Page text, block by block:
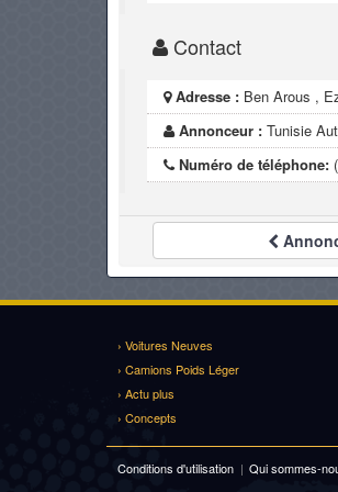
Contact
Adresse : Ben Arous ,
Annonceur : Tunisie
Numéro de téléphone:
› Voitures Neuves
› Camions Poids Léger
› Actu plus
› Concepts
Conditions d'utilisation | Qui sommes-